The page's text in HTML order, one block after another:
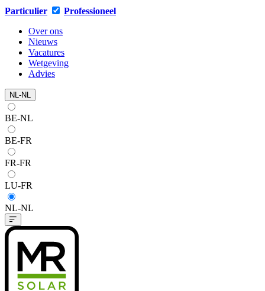
Particulier
Professioneel
Over ons
Nieuws
Vacatures
Wetgeving
Advies
NL-NL
BE-NL
BE-FR
FR-FR
LU-FR
NL-NL